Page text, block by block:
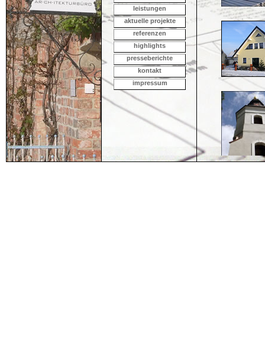
leistungen
aktuelle projekte
referenzen
highlights
presseberichte
kontakt
impressum